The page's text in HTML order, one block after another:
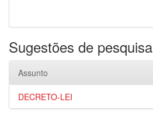
Sugestões de pesquisa
Assunto
DECRETO-LEI